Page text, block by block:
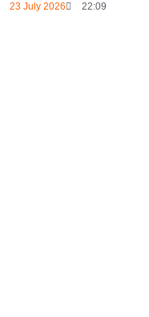
23 July 2026 22:09